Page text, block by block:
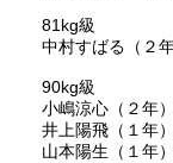
81kg級
中村すばる（２
90kg級
小嶋涼心（２年
井上陽飛（１年
山本陽生（１年